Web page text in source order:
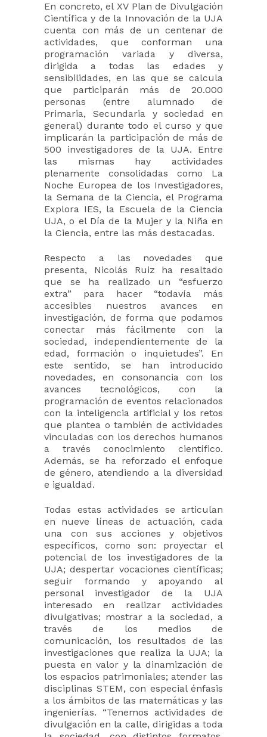
En concreto, el XV Plan de Divulgación
Científica y de la Innovación de la UJA
cuenta con más de un centenar de
actividades, que conforman una
programación variada y diversa,
dirigida a todas las edades y
sensibilidades, en las que se calcula
que participarán más de 20.000
personas (entre alumnado de
Primaria, Secundaria y sociedad en
general) durante todo el curso y que
implicarán la participación de más de
500 investigadores de la UJA. Entre
las mismas hay actividades
plenamente consolidadas como La
Noche Europea de los Investigadores,
la Semana de la Ciencia, el Programa
Explora IES, la Escuela de la Ciencia
UJA, o el Día de la Mujer y la Niña en
la Ciencia, entre las más destacadas.
Respecto a las novedades que
presenta, Nicolás Ruiz ha resaltado
que se ha realizado un “esfuerzo
extra” para hacer “todavía más
accesibles nuestros avances en
investigación, de forma que podamos
conectar más fácilmente con la
sociedad, independientemente de la
edad, formación o inquietudes”. En
este sentido, se han introducido
novedades, en consonancia con los
avances tecnológicos, con la
programación de eventos relacionados
con la inteligencia artificial y los retos
que plantea o también de actividades
vinculadas con los derechos humanos
a través conocimiento científico.
Además, se ha reforzado el enfoque
de género, atendiendo a la diversidad
e igualdad.
Todas estas actividades se articulan
en nueve líneas de actuación, cada
una con sus acciones y objetivos
específicos, como son: proyectar el
potencial de los investigadores de la
UJA; despertar vocaciones científicas;
seguir formando y apoyando al
personal investigador de la UJA
interesado en realizar actividades
divulgativas; mostrar a la sociedad, a
través de los medios de
comunicación, los resultados de las
investigaciones que realiza la UJA; la
puesta en valor y la dinamización de
los espacios patrimoniales; atender las
disciplinas STEM, con especial énfasis
a los ámbitos de las matemáticas y las
ingenierías. “Tenemos actividades de
divulgación en la calle, dirigidas a toda